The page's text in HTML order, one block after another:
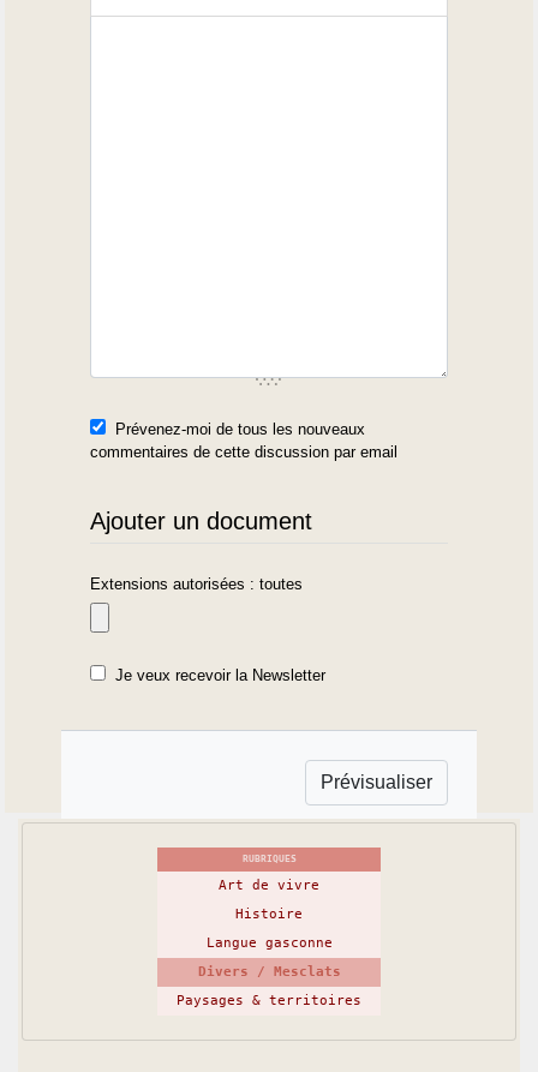
Prévenez-moi de tous les nouveaux
commentaires de cette discussion par email
Ajouter un document
Extensions autorisées : toutes
Je veux recevoir la Newsletter
RUBRIQUES
Art de vivre
Histoire
Langue gasconne
Divers / Mesclats
Paysages & territoires